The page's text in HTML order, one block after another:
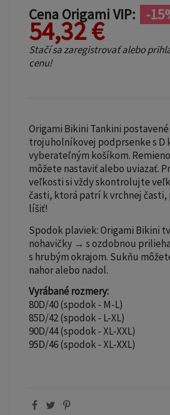
Cena Origami VIP: -
54,32 €
Stačí sa zaregistrovať alebo
cenu!
Origami Bikini Tankini postavené
trojuholníkovej podprsenke s D
vyberateľným košíkom.
môžete nastaviť alebo uviazať.
veľkosti si vždy skontrolujte
časti, ktorá patrí k vrchnej časti,
líšiť!
Spodok plaviek: Origami Bikini
nohavičky → s ozdobnou
s hrubým okrajom. Sukňu
nahor alebo nadol.
Vyrábané rozmery:
80D/40 (spodok - M-L)
85D/42 (spodok - L-XL)
90D/44 (spodok - XL-XXL)
95D/46 (spodok - XL-XXL)